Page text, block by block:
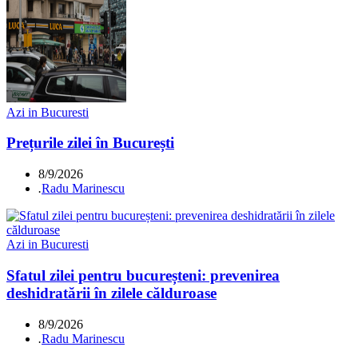
Azi in Bucuresti
Prețurile zilei în București
8/9/2026
.Radu Marinescu
Azi in Bucuresti
Sfatul zilei pentru bucureșteni: prevenirea
deshidratării în zilele călduroase
8/9/2026
.Radu Marinescu